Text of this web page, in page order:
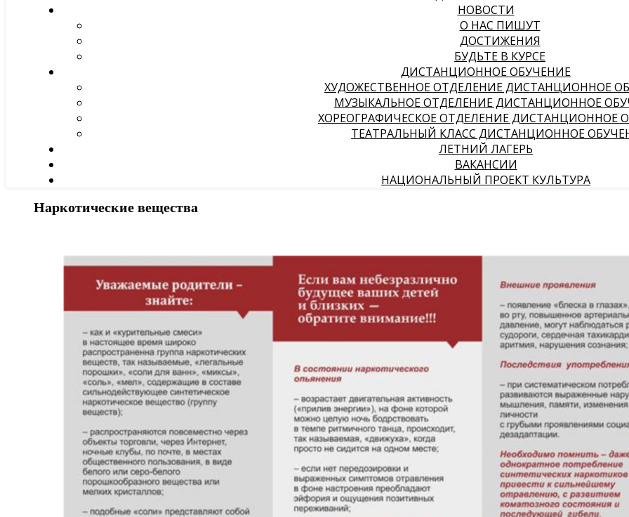
НОВОСТИ
О НАС ПИШУТ
ДОСТИЖЕНИЯ
БУДЬТЕ В КУРСЕ
ДИСТАНЦИОННОЕ ОБУЧЕНИЕ
ХУДОЖЕСТВЕННОЕ ОТДЕЛЕНИЕ ДИСТАНЦИОННОЕ
МУЗЫКАЛЬНОЕ ОТДЕЛЕНИЕ ДИСТАНЦИОННОЕ
ХОРЕОГРАФИЧЕСКОЕ ОТДЕЛЕНИЕ ДИСТАНЦИОННОЕ
ТЕАТРАЛЬНЫЙ КЛАСС ДИСТАНЦИОННОЕ
ЛЕТНИЙ ЛАГЕРЬ
ВАКАНСИИ
НАЦИОНАЛЬНЫЙ ПРОЕКТ КУЛЬТУРА
Наркотические вещества